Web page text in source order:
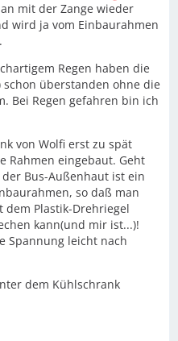
mit der Zange wieder
wird ja vom Einbaurahmen
Regen haben die
überstanden ohne die
Bei Regen gefahren bin ich
von Wolfi erst zu spät
Rahmen eingebaut. Geht
Bus-Außenhaut ist ein
so daß man
dem Plastik-Drehriegel
kann(und mir ist...)!
Spannung leicht nach
dem Kühlschrank